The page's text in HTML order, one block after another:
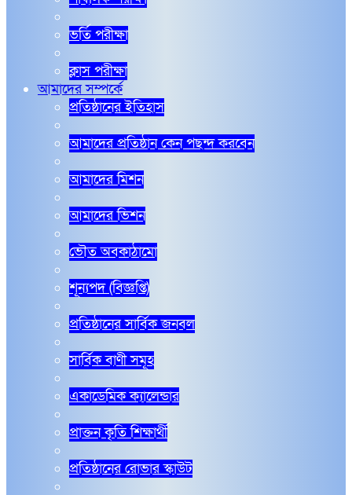
ভর্তি পরীক্ষা
ক্লাস পরীক্ষা
আমাদের সম্পর্কে
প্রতিষ্ঠানের ইতিহাস
আমাদের প্রতিষ্ঠান কেন পছন্দ করবেন
আমাদের মিশন
আমাদের ভিশন
ভৌত অবকাঠামো
শূন্যপদ (বিজ্ঞপ্তি)
প্রতিষ্ঠানের সার্বিক জনবল
সার্বিক বাণী সমূহ
একাডেমিক ক্যালেন্ডার
প্রাক্তন কৃতি শিক্ষার্থী
প্রতিষ্ঠানের রোভার স্কাউট